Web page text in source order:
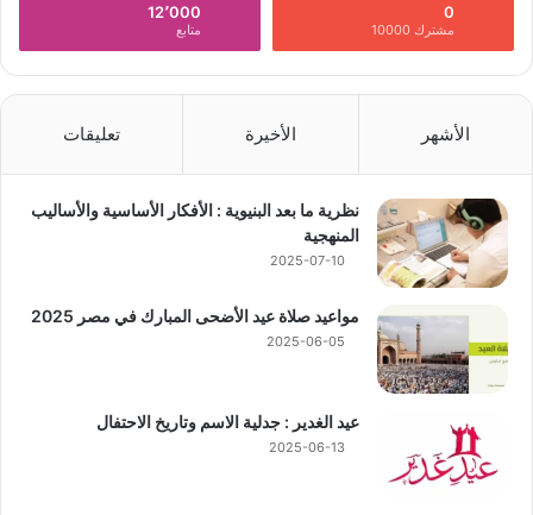
0
مشترك 10000
12٬000
متابع
الأشهر الأخيرة تعليقات
نظرية ما بعد البنيوية : الأفكار الأساسية والأساليب
المنهجية
2025-07-10
مواعيد صلاة عيد الأضحى المبارك في مصر 2025
2025-06-05
عيد الغدير : جدلية الاسم وتاريخ الاحتفال
2025-06-13